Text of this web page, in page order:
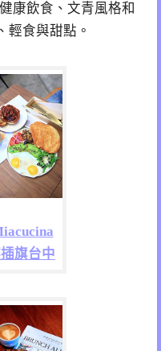
康飲食、文青風格和
輕食與甜點。
旗台中